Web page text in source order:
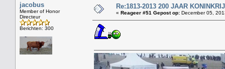
jacobus
Member of Honor
Directeur
Berichten: 300
Re:1813-2013 200 JAAR
« Reageer #51 Gepost op: December 05,